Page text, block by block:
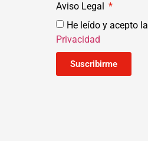
Aviso Legal
He leído y acepto la
Privacidad
Suscribirme